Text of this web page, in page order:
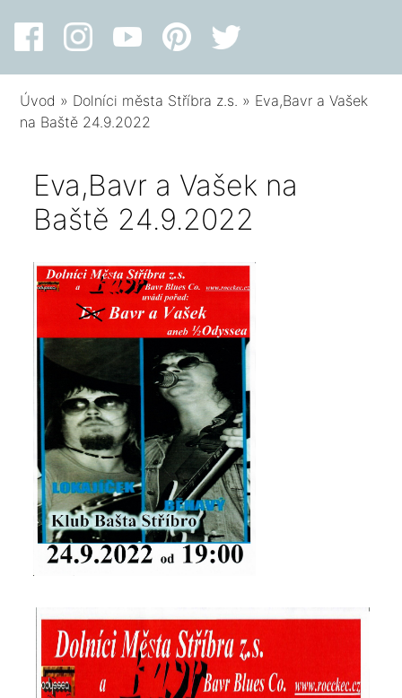
Úvod » Dolníci města Stříbra z.s. » Eva,Bavr a Vašek
na Baště 24.9.2022
Eva,Bavr a Vašek na
Baště 24.9.2022